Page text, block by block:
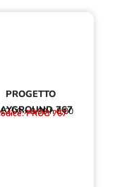
PROGETTO
767
x 8,00 h 8,00
PROG 767